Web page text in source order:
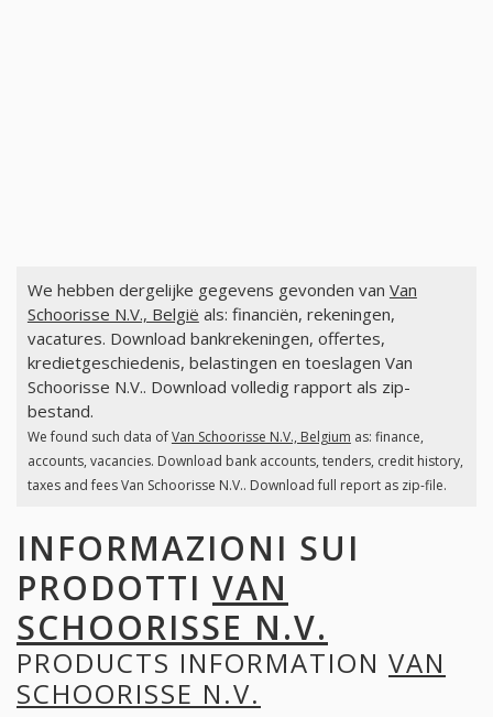
We hebben dergelijke gegevens gevonden van Van
Schoorisse N.V., België als: financiën, rekeningen,
vacatures. Download bankrekeningen, offertes,
kredietgeschiedenis, belastingen en toeslagen Van
Schoorisse N.V.. Download volledig rapport als zip-
bestand.
We found such data ofVan Schoorisse N.V., Belgium as: finance,
accounts, vacancies. Download bank accounts, tenders, credit history,
taxes and fees Van Schoorisse N.V.. Download full report as zip-file.
INFORMAZIONI SUI
PRODOTTI VAN
SCHOORISSE N.V.
PRODUCTS INFORMATION VAN
SCHOORISSE N.V.